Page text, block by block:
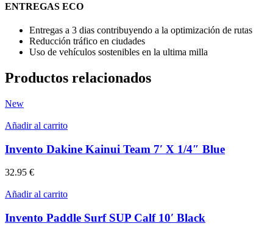
ENTREGAS ECO
Entregas a 3 dias contribuyendo a la optimización de rutas
Reducción tráfico en ciudades
Uso de vehículos sostenibles en la ultima milla
Productos relacionados
New
Añadir al carrito
Invento Dakine Kainui Team 7′ X 1/4″ Blue
32.95 €
Añadir al carrito
Invento Paddle Surf SUP Calf 10′ Black